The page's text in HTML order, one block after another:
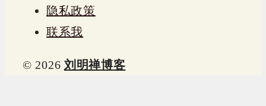
隐私政策
联系我
© 2026 刘明禅博客